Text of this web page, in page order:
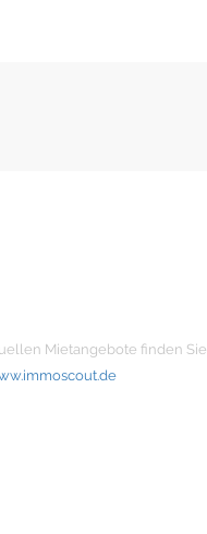
Mietangebote finden Sie